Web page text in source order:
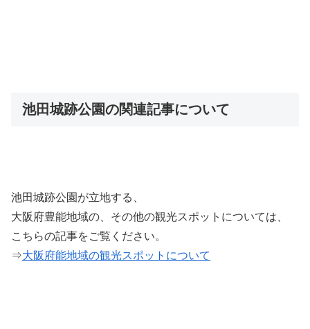
池田城跡公園の関連記事について
池田城跡公園が立地する、
大阪府豊能地域の、その他の観光スポットについては、
こちらの記事をご覧ください。
⇒大阪府能地域の観光スポットについて